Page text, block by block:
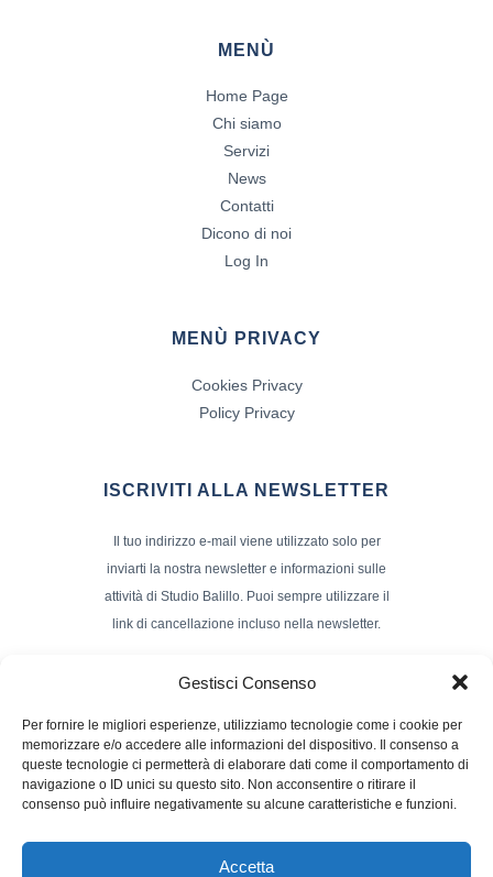
Gestisci Consenso
Per fornire le migliori esperienze, utilizziamo tecnologie come i cookie per
memorizzare e/o accedere alle informazioni del dispositivo. Il consenso a
queste tecnologie ci permetterà di elaborare dati come il comportamento di
navigazione o ID unici su questo sito. Non acconsentire o ritirare il
consenso può influire negativamente su alcune caratteristiche e funzioni.
Accetta
MENÙ
Home Page
Chi siamo
Servizi
News
Contatti
Dicono di noi
Log In
MENÙ PRIVACY
Cookies Privacy
Policy Privacy
ISCRIVITI ALLA NEWSLETTER
Il tuo indirizzo e-mail viene utilizzato solo per
inviarti la nostra newsletter e informazioni sulle
attività di Studio Balillo. Puoi sempre utilizzare il
link di cancellazione incluso nella newsletter.
Nome e Cognome